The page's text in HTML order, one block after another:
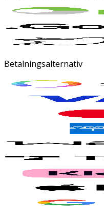
Betalningsalternativ